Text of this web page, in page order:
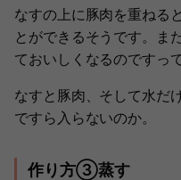
なすの上に豚肉を重ねる
とができるそうです。ま
ておいしくなるのですって
なすと豚肉、そして水だ
ですら入らないのか。
作り方③蒸す